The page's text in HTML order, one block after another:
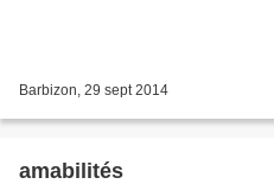
Barbizon, 29 sept 2014
amabilités